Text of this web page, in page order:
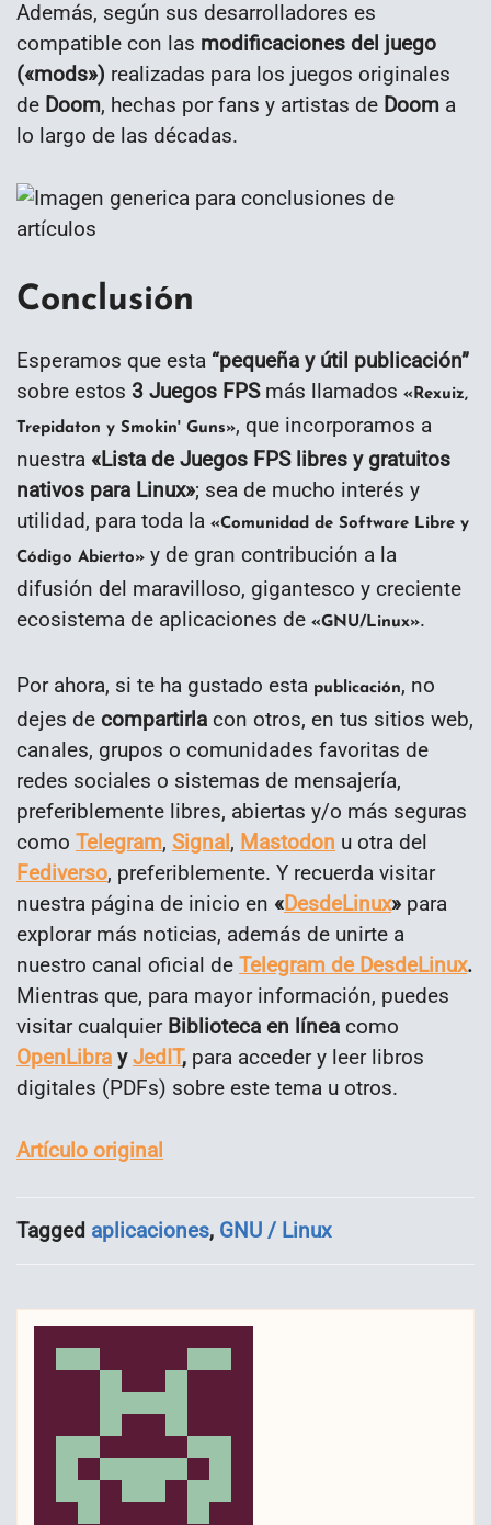
Además, según sus desarrolladores es
compatible con las modificaciones del juego
(«mods») realizadas para los juegos originales
de Doom, hechas por fans y artistas de Doom a
lo largo de las décadas.
Conclusión
Esperamos que esta “pequeña y útil publicación”
sobre estos 3 Juegos FPSmás llamados «Rexuiz,
Trepidaton y Smokin' Guns», que incorporamos a
nuestra «Lista de Juegos FPS libres y gratuitos
nativos para Linux»; sea de mucho interés y
utilidad, para toda la «Comunidad de Software Libre y
Código Abierto» y de gran contribución a la
difusión del maravilloso, gigantesco y creciente
ecosistema de aplicaciones de «GNU/Linux».
Por ahora, si te ha gustado esta publicación, no
dejes de compartirla con otros, en tus sitios web,
canales, grupos o comunidades favoritas de
redes sociales o sistemas de mensajería,
preferiblemente libres, abiertas y/o más seguras
como Telegram, Signal, Mastodon u otra del
Fediverso, preferiblemente. Y recuerda visitar
nuestra página de inicio en «DesdeLinux» para
explorar más noticias, además de unirte a
nuestro canal oficial de Telegram de DesdeLinux.
Mientras que, para mayor información, puedes
visitar cualquier Biblioteca en línea como
OpenLibra yJedIT, para acceder y leer libros
digitales (PDFs) sobre este tema u otros.
Artículo original
Tagged aplicaciones, GNU / Linux